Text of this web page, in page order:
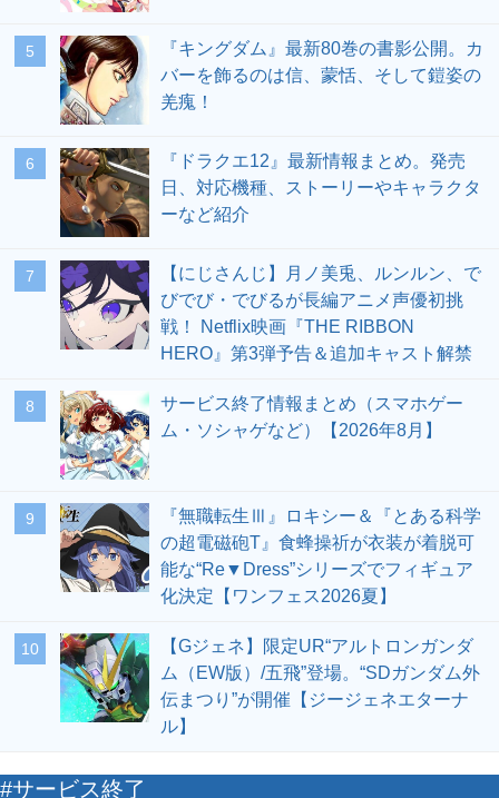
5
『キングダム』最新80巻の書影公開。カ
バーを飾るのは信、蒙恬、そして鎧姿の
羌瘣！
6
『ドラクエ12』最新情報まとめ。発売
日、対応機種、ストーリーやキャラクタ
ーなど紹介
7
【にじさんじ】月ノ美兎、ルンルン、で
びでび・でびるが長編アニメ声優初挑
戦！ Netflix映画『THE RIBBON
HERO』第3弾予告＆追加キャスト解禁
8
サービス終了情報まとめ（スマホゲー
ム・ソシャゲなど）【2026年8月】
9
『無職転生Ⅲ』ロキシー＆『とある科学
の超電磁砲T』食蜂操祈が衣装が着脱可
能な“Re▼Dress”シリーズでフィギュア
化決定【ワンフェス2026夏】
10
【Gジェネ】限定UR“アルトロンガンダ
ム（EW版）/五飛”登場。“SDガンダム外
伝まつり”が開催【ジージェネエターナ
ル】
#サービス終了